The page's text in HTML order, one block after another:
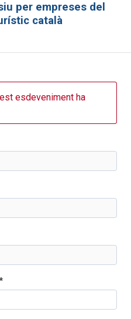
per empreses del
català
esdeveniment ha